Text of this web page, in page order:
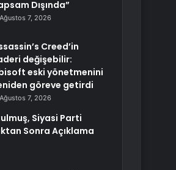
Dışında”
Ağustos 7, 2026
Creed’in
değişebilir:
eski yönetmenini
göreve getirdi
Ağustos 7, 2026
Siyasi Parti
Sonra Açıklama